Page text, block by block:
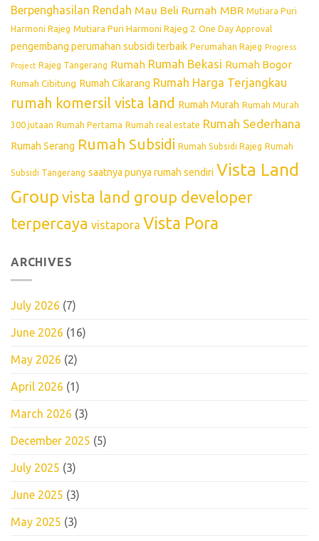
Berpenghasilan Rendah Mau Beli Rumah MBR Mutiara Puri
Harmoni Rajeg Mutiara Puri Harmoni Rajeg 2 One Day Approval
pengembang perumahan subsidi terbaik Perumahan Rajeg Progress
Project Rajeg Tangerang Rumah Rumah Bekasi Rumah Bogor
Rumah Cibitung Rumah Cikarang Rumah Harga Terjangkau
rumah komersil vista land Rumah Murah Rumah Murah
300 jutaan Rumah Pertama Rumah real estate Rumah Sederhana
Rumah Serang Rumah Subsidi Rumah Subsidi Rajeg Rumah
Subsidi Tangerang saatnya punya rumah sendiri Vista Land
Group vista land group developer
terpercaya vistapora Vista Pora
ARCHIVES
July 2026 (7)
June 2026 (16)
May 2026 (2)
April 2026 (1)
March 2026 (3)
December 2025 (5)
July 2025 (3)
June 2025 (3)
May 2025 (3)